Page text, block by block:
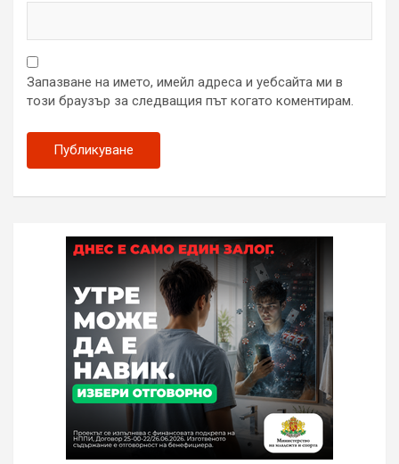
Запазване на името, имейл адреса и уебсайта ми в
този браузър за следващия път когато коментирам.